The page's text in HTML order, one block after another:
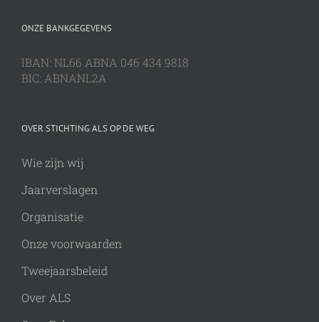
ONZE BANKGEGEVENS
IBAN: NL66 ABNA 046 434 9818
BIC: ABNANL2A
OVER STICHTING ALS OP DE WEG
Wie zijn wij
Jaarverslagen
Organisatie
Onze voorwaarden
Tweejaarsbeleid
Over ALS